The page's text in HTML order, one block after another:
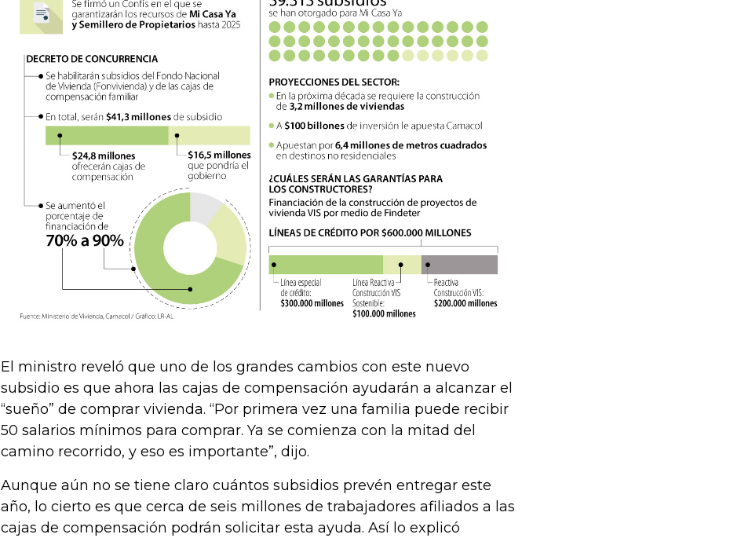
El ministro reveló que uno de los grandes cambios con este nuevo
subsidio es que ahora las cajas de compensación ayudarán a alcanzar el
“sueño” de comprar vivienda. “Por primera vez una familia puede recibir
50 salarios mínimos para comprar. Ya se comienza con la mitad del
camino recorrido, y eso es importante”, dijo.
Aunque aún no se tiene claro cuántos subsidios prevén entregar este
año, lo cierto es que cerca de seis millones de trabajadores afiliados a las
cajas de compensación podrán solicitar esta ayuda. Así lo explicó